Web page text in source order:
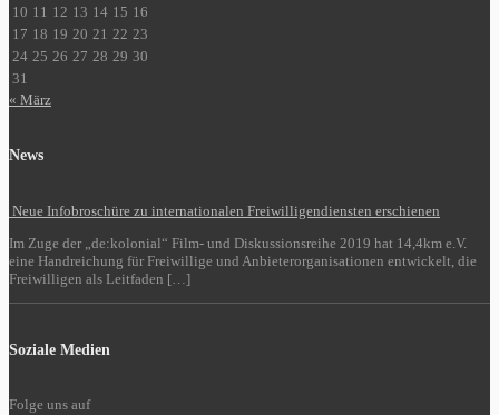
10 11 12 13 14 15 16
17 18 19 20 21 22 23
24 25 26 27 28 29 30
31
« März
News
Neue Infobroschüre zu internationalen Freiwilligendiensten erschienen
Im Zuge der „de:kolonial“ Film- und Diskussionsreihe 2019 hat 14,4km e.V.
eine Handreichung für Freiwillige und Anbieterorganisationen entwickelt, die
Freiwilligen als Leitfaden […]
Soziale Medien
Folge uns auf